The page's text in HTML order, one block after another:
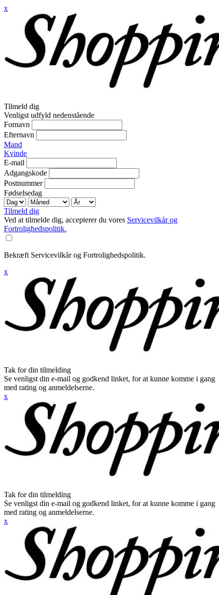
x
Tilmeld dig
Venligst udfyld nedenstående
Fornavn
Efternavn
Mand
Kvinde
E-mail
Adgangskode
Postnummer
Fødselsedag
Tilmeld dig
Ved at tilmelde dig, accepterer du vores Servicevilkår og
Fortrolighedspolitik.
Bekræft Servicevilkår og Fortrolighedspolitik.
x
Tak for din tilmelding
Se venligst din e-mail og godkend linket, for at kunne komme i gang
med rating og anmeldelserne.
x
Tak for din tilmelding
Se venligst din e-mail og godkend linket, for at kunne komme i gang
med rating og anmeldelserne.
x